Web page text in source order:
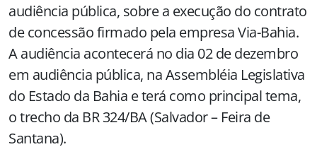
audiência pública, sobre a execução do contrato
de concessão firmado pela empresa Via-Bahia.
A audiência acontecerá no dia 02 de dezembro
em audiência pública, na Assembléia Legislativa
do Estado da Bahia e terá como principal tema,
o trecho da BR 324/BA (Salvador – Feira de
Santana).